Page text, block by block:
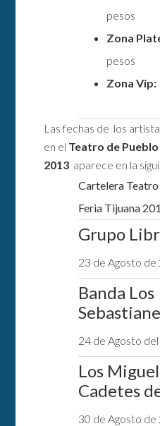
pesos
Zona
pesos
Zona Vip:
Las fechas de los
en el Teatro de
2013 aparece en la
Cartelera
Feria Tijuana
Grupo
23 de Agosto de
Banda Los
24 de Agosto
Los
Cadetes
30 de Agosto de